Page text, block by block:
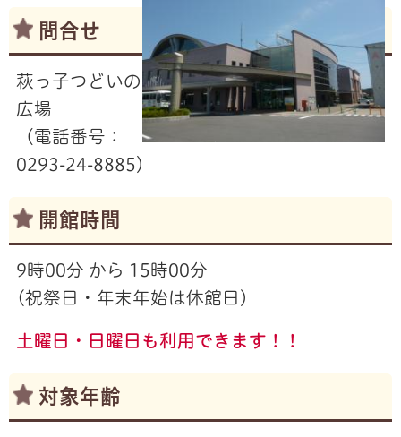
問合せ
萩っ子つどいの
広場
（電話番号：
0293-24-8885）
開館時間
9時00分 から 15時00分
(祝祭日・年末年始は休館日)
土曜日・日曜日も利用できます！！
対象年齢